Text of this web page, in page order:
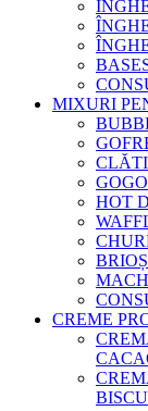
MIXURI
HOT
CREME